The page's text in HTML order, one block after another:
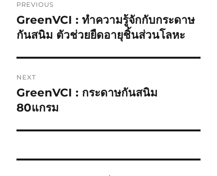
navigation
PREVIOUS
Previous
post:
GreenVCI : ทำความรู้จักกับกระดาษ
กันสนิม ตัวช่วยยืดอายุชิ้นส่วนโลหะ
NEXT
Next
post:
GreenVCI : กระดาษกันสนิม
80แกรม